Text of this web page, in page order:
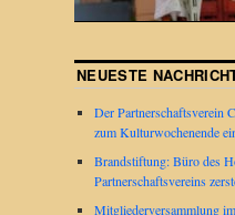
NEUESTE
Der Partnerschaftsverein
zum Kulturwochenende
Brandstiftung: Büro des
Partnerschaftsvereins
Mitgliederversammlung